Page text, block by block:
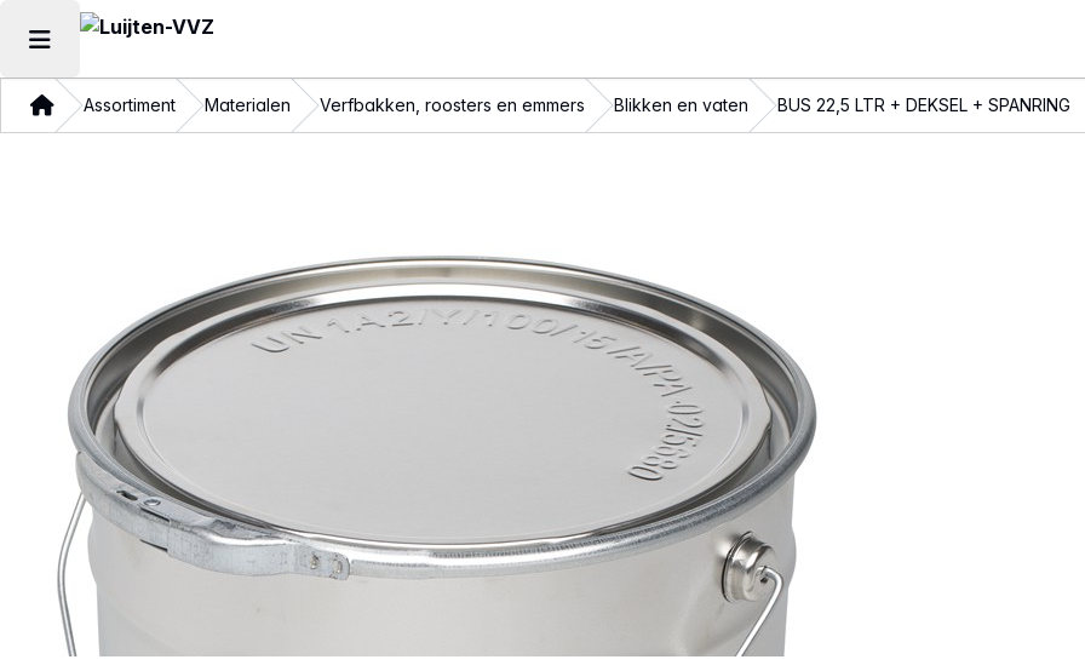
Hoofdmenu openen
ThuisAssortiment Materialen Verfbakken, roosters en emmers Blikken en vaten BUS 22,5 LTR + DEKSEL + SPANRING